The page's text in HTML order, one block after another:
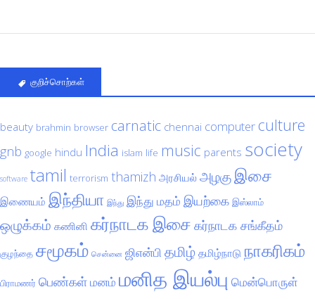
குறிச்சொற்கள்
beauty brahmin browser carnatic chennai computer culture
gnb google hindu India islam life music parents society
software tamil terrorism thamizh அரசியல் அழகுஇசை
இணையம் இந்தியா இந்து இந்து மதம் இயற்கை இஸ்லாம்
ஒழுக்கம் கணினி கர்நாடக இசை கர்நாடக சங்கீதம்
குழந்தை சமூகம் சென்னை ஜிஎன்பி தமிழ் தமிழ்நாடு நாகரிகம்
பிராமணர் பெண்கள்மனம் மனித இயல்பு மென்பொருள்